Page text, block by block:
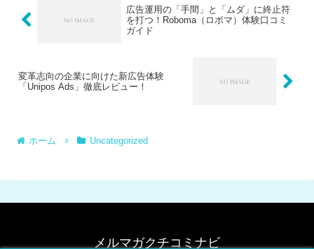
広告運用の「手間」と「ムダ」に終止符
を打つ！Roboma（ロボマ）体験口コミ
ガイド
変革志向の企業に向けた新広告体験
「Unipos Ads」徹底レビュー！
ホーム Uncategorized
メルマガクチコミナビ